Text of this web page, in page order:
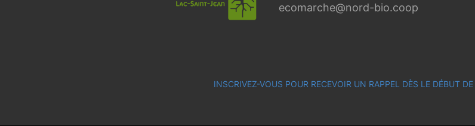
ecomarche@nord-bio.coop
INSCRIVEZ-VOUS POUR RECEVOIR UN RAPPEL DÈS LE DÉBUT